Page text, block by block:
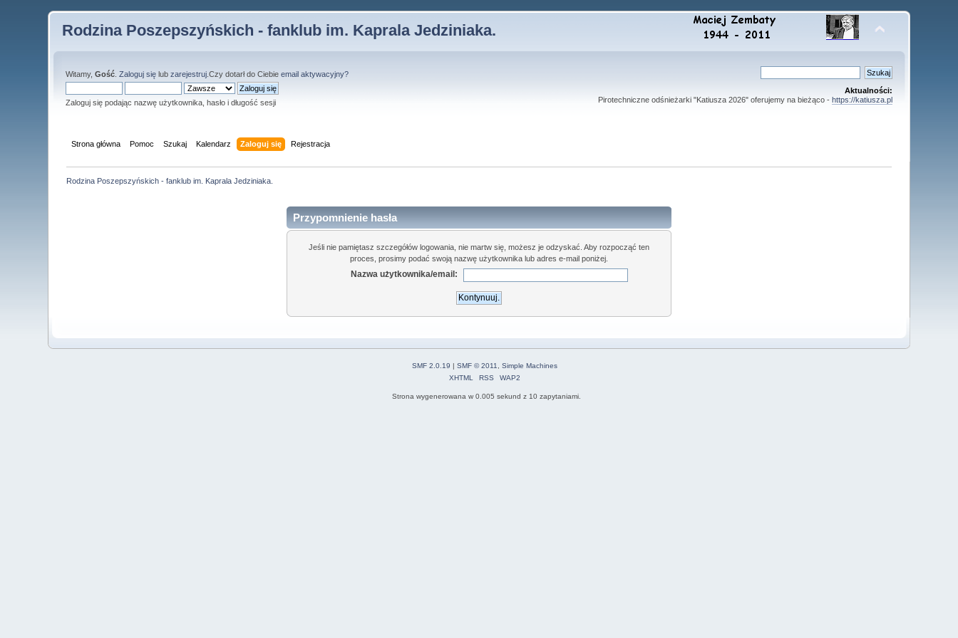
Rodzina Poszepszyńskich - fanklub im. Kaprala Jedziniaka.
Witamy,Gość .Zaloguj się lubzarejestruj .Czy dotarł do Ciebieemail aktywacyjny?
Zaloguj się podając nazwę użytkownika, hasło i długość sesji
Aktualności:
Pirotechniczne odśnieżarki "Katiusza 2026" oferujemy na bieżąco - https://katiusza.pl
Strona główna Pomoc Szukaj Kalendarz Zaloguj się Rejestracja
Rodzina Poszepszyńskich - fanklub im. Kaprala Jedziniaka.
Przypomnienie hasła
Jeśli nie pamiętasz szczegółów logowania, nie martw się, możesz je odzyskać. Aby rozpocząć ten
proces, prosimy podać swoją nazwę użytkownika lub adres e-mail poniżej.
Nazwa użytkownika/email:
SMF 2.0.19 | SMF © 2011
Simple Machines
XHTML
RSS WAP2
Strona wygenerowana w 0.005 sekund z 10 zapytaniami.